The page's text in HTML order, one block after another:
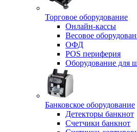
Торговое оборудование
Онлайн-кассы
Весовое
ОФД
POS периферия
Оборудование для
Банковское оборудование
Детекторы банкнот
Счетчики банкнот